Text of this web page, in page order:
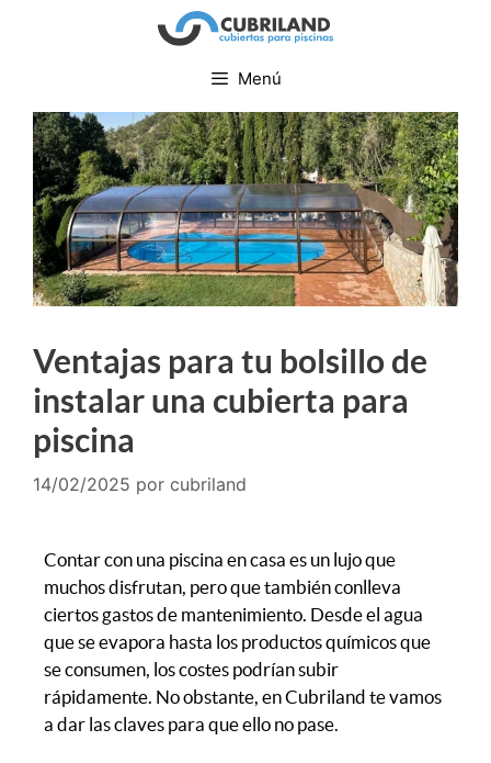
Menú
Ventajas para tu bolsillo de
instalar una cubierta para
piscina
14/02/2025 por cubriland
Contar con una piscina en casa es un lujo que
muchos disfrutan, pero que también conlleva
ciertos gastos de mantenimiento. Desde el agua
que se evapora hasta los productos químicos que
se consumen, los costes podrían subir
rápidamente. No obstante, en Cubriland te vamos
a dar las claves para que ello no pase.